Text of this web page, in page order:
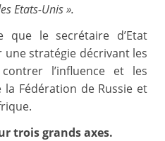
Etats-Unis ».
le secrétaire d’Etat
stratégie décrivant les
l’influence et les
Fédération de Russie et
trois grands axes.